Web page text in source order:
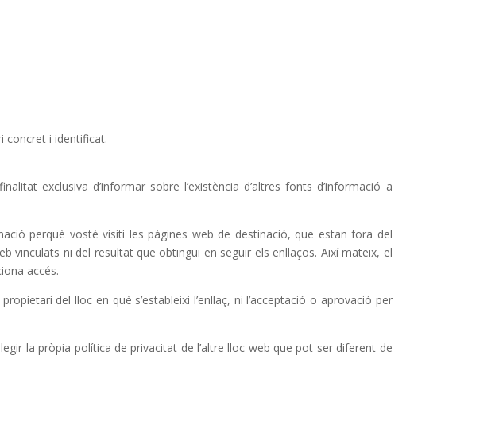
concret i identificat.
exclusiva d’informar sobre l’existència d’altres fonts d’informació a
perquè vostè visiti les pàgines web de destinació, que estan fora del
vinculats ni del resultat que obtingui en seguir els enllaços. Així mateix, el
accés.
del lloc en què s’estableixi l’enllaç, ni l’acceptació o aprovació per
la pròpia política de privacitat de l’altre lloc web que pot ser diferent de